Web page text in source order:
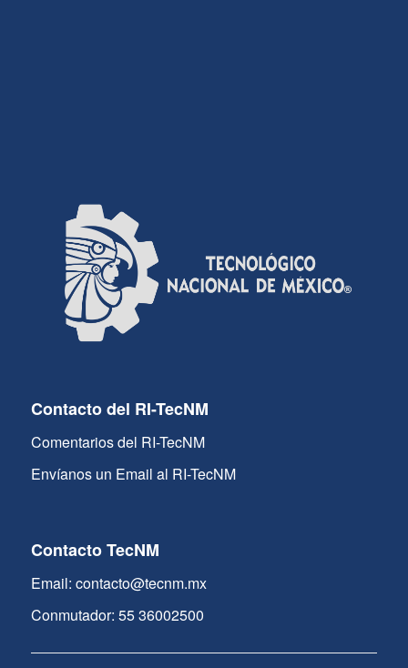
Contacto del RI-TecNM
Comentarios del RI-TecNM
Envíanos un Email al RI-TecNM
Contacto TecNM
Email: contacto@tecnm.mx
Conmutador: 55 36002500